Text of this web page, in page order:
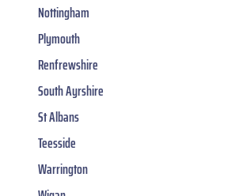
Nottingham
Plymouth
Renfrewshire
South Ayrshire
St Albans
Teesside
Warrington